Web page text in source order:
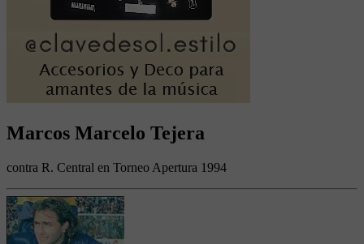
Marcos Marcelo Tejera
contra R. Central en Torneo Apertura 1994